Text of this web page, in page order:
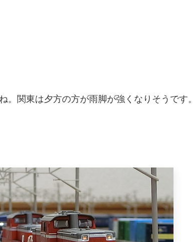
。関東は夕方の方が雨脚が強くなりそうです